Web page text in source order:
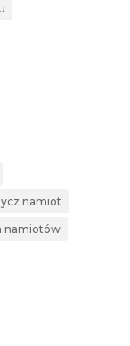
namiot
namiotów